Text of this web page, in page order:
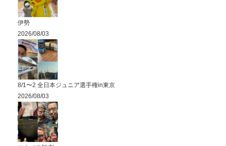
伊勢
2026/08/03
8/1〜2 全日本ジュニア選手権in東京
2026/08/03